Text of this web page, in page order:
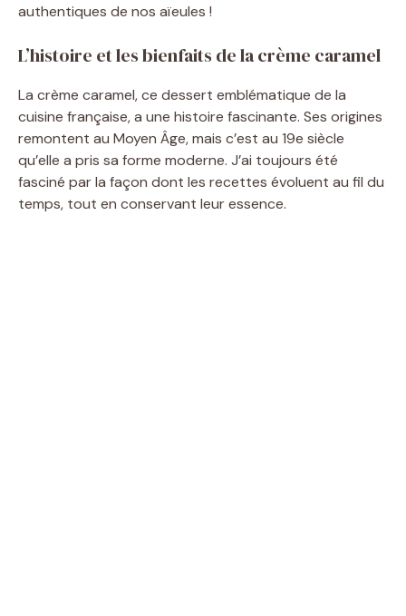
authentiques de nos aïeules !
L’histoire et les bienfaits de la crème caramel
La crème caramel, ce dessert emblématique de la
cuisine française, a une histoire fascinante. Ses origines
remontent au Moyen Âge, mais c’est au 19e siècle
qu’elle a pris sa forme moderne. J’ai toujours été
fasciné par la façon dont les recettes évoluent au fil du
temps, tout en conservant leur essence.